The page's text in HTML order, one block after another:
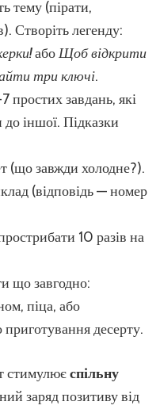
тему (пірати,
Створіть легенду:
абоЩоб відкрити
три ключі.
простих завдань, які
до іншої. Підказки
(що завжди холодне?).
(відповідь — номер
10 разів на
що завгодно:
піца, або
приготування десерту.
стимулюєспільну
заряд позитиву від